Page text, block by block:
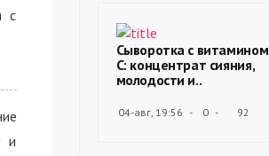
с
и
Сыворотка с витамином
С: концентрат сияния,
молодости и..
04-авг, 19:56 0 92